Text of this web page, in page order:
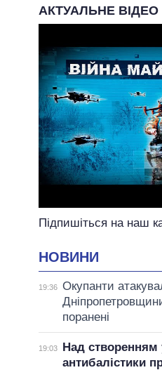
АКТУАЛЬНЕ ВІДЕО
Підпишіться на наш
НОВИНИ
19:36 Окупанти
поранені
19:03
Над створенням
антибалістики